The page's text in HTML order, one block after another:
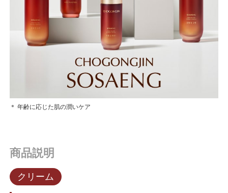
＊ 年齢に応じた肌の潤いケア
商品説明
クリーム